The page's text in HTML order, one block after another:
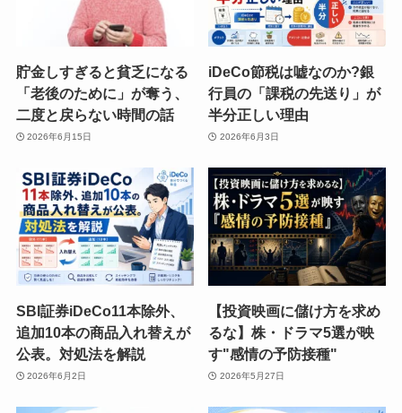
貯金しすぎると貧乏になる
「老後のために」が奪う、
二度と戻らない時間の話
2026年6月15日
iDeCo節税は嘘なのか?銀
行員の「課税の先送り」が
半分正しい理由
2026年6月3日
SBI証券iDeCo11本除外、
追加10本の商品入れ替えが
公表。対処法を解説
2026年6月2日
【投資映画に儲け方を求め
るな】株・ドラマ5選が映
す"感情の予防接種"
2026年5月27日